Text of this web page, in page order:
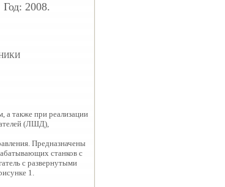
2008.
также при реализации
(ЛШД),
Предназначены
станков с
с развернутыми
1.